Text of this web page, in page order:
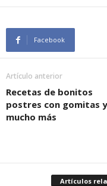
Facebook
Artículo anterior
Recetas de bonitos
postres con gomitas y
mucho más
Artículos